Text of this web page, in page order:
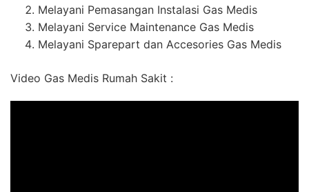
Melayani Pemasangan Instalasi Gas Medis
Melayani Service Maintenance Gas Medis
Melayani Sparepart dan Accesories Gas Medis
Video Gas Medis Rumah Sakit :